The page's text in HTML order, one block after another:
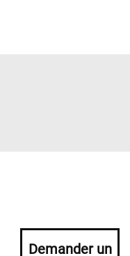
Demander un